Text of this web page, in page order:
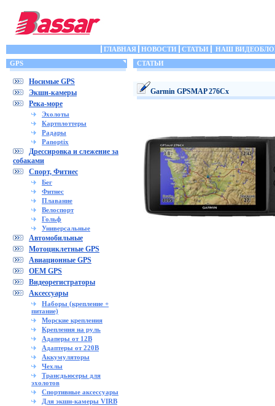
ГЛАВНАЯ НОВОСТИ СТАТЬИ
НАШ
GPS
Носимые GPS
Экшн-камеры
Река-море
Эхолоты
Картплоттеры
Радары
Panoptix
Дрессировка и слежение за
собаками
Спорт, Фитнес
Бег
Фитнес
Плавание
Велоспорт
Гольф
Универсальные
Автомобильные
Мотоциклетные GPS
Авиационные GPS
OEM GPS
Видеорегистраторы
Аксессуары
Наборы (крепление +
питание)
Морские крепления
Крепления на руль
Адаперы от 12В
Адаптеры от 220В
Аккумуляторы
Чехлы
Трансдьюсеры для
эхолотов
Спортивные аксессуары
Для экшн-камеры VIRB
СТАТЬИ
Garmin GPSMAP 276Cx